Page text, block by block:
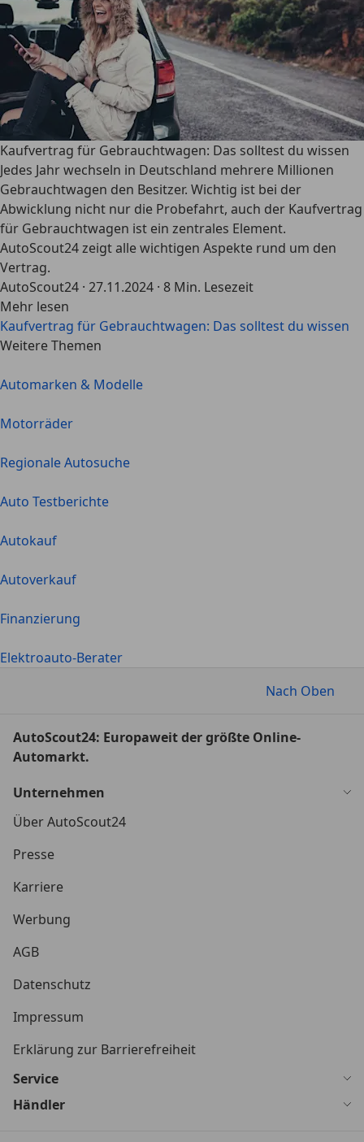
Kaufvertrag für Gebrauchtwagen: Das solltest du wissen
Jedes Jahr wechseln in Deutschland mehrere Millionen
Gebrauchtwagen den Besitzer. Wichtig ist bei der
Abwicklung nicht nur die Probefahrt, auch der Kaufvertrag
für Gebrauchtwagen ist ein zentrales Element.
AutoScout24 zeigt alle wichtigen Aspekte rund um den
Vertrag.
AutoScout24 · 27.11.2024 · 8 Min. Lesezeit
Mehr lesen
Kaufvertrag für Gebrauchtwagen: Das solltest du wissen
Weitere Themen
Automarken & Modelle
Motorräder
Regionale Autosuche
Auto Testberichte
Autokauf
Autoverkauf
Finanzierung
Elektroauto-Berater
Nach Oben
AutoScout24: Europaweit der größte Online-
Automarkt.
Unternehmen
Über AutoScout24
Presse
Karriere
Werbung
AGB
Datenschutz
Impressum
Erklärung zur Barrierefreiheit
Service
Händler